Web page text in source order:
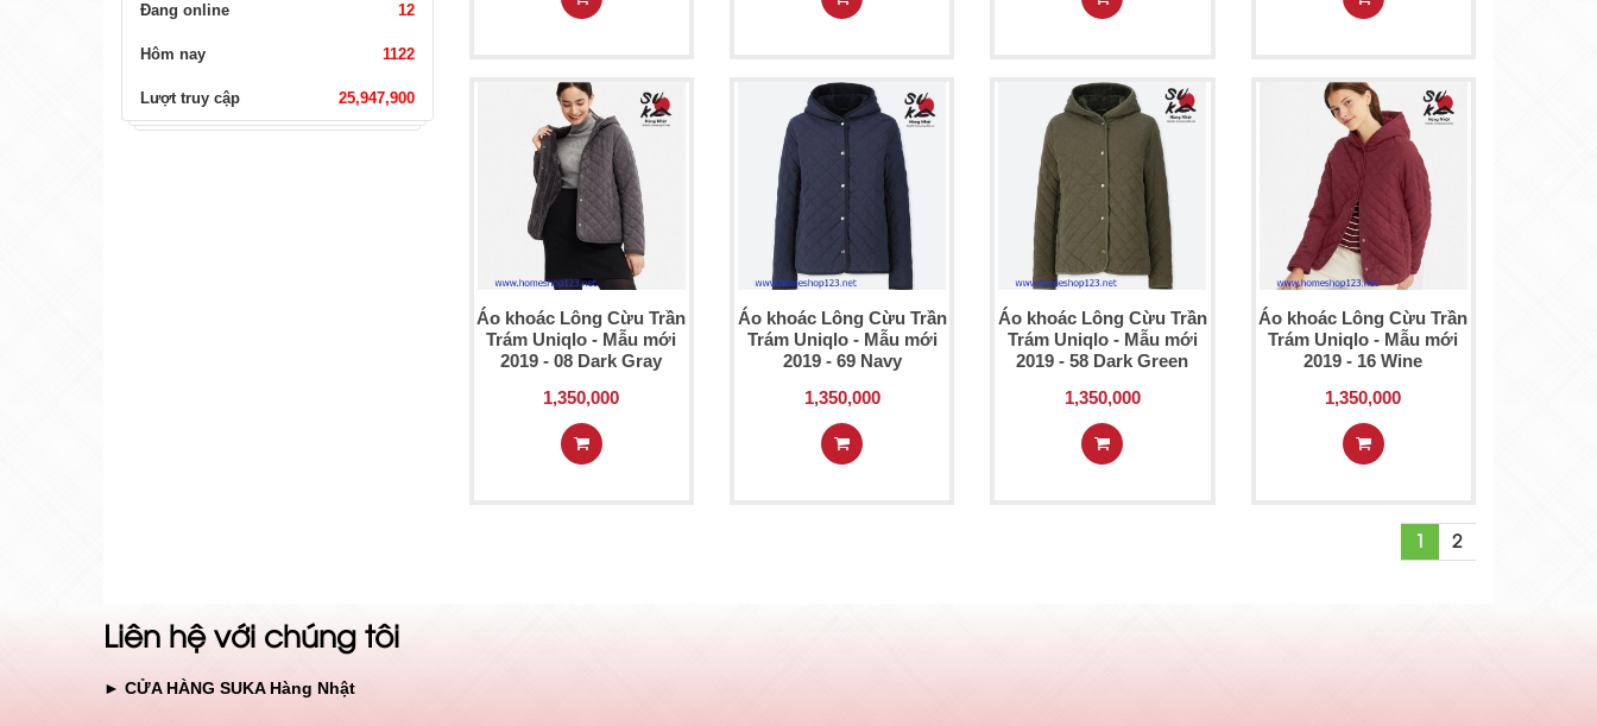
Đang online 12
Hôm nay 1122
Lượt truy cập 25,947,900
Áo khoác Lông Cừu Trần
Trám Uniqlo - Mẫu mới
2019 - 08 Dark Gray
1,350,000
Áo khoác Lông Cừu Trần
Trám Uniqlo - Mẫu mới
2019 - 69 Navy
1,350,000
Áo khoác Lông Cừu Trần
Trám Uniqlo - Mẫu mới
2019 - 58 Dark Green
1,350,000
Áo khoác Lông Cừu Trần
Trám Uniqlo - Mẫu mới
2019 - 16 Wine
1,350,000
2
Liên hệ với chúng tôi
► CỬA HÀNG SUKA Hàng Nhật